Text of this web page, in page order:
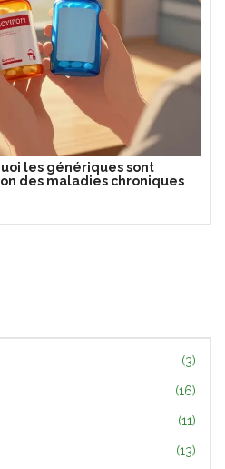
les génériques sont
des maladies chroniques
(3)
(16)
(11)
(13)